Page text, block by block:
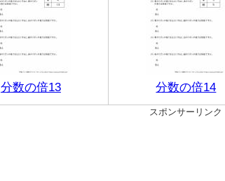
分数の倍13 分数の倍14
スポンサーリンク